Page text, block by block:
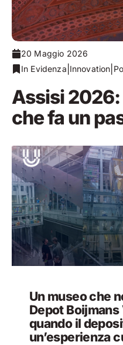
20 Maggio 2026
In Evidenza Innovation
Assisi
che fa un
Un museo che
Depot
quando il
un’esperienza